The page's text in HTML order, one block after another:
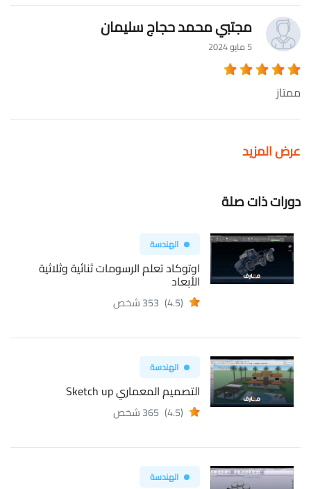
مجتبي محمد حجاج سليمان
5 مايو 2024
ممتاز
عرض المزيد
دورات ذات صلة
الهندسة
اوتوكاد تعلم الرسومات ثنائية وثلاثية
الأبعاد
(4.5) 353 شخص
الهندسة
التصميم المعماري Sketch up
(4.5) 365 شخص
الهندسة